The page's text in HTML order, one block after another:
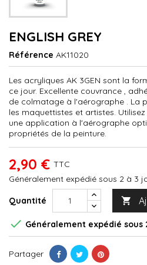
ENGLISH GREY
Référence AK11020
Les acryliques AK 3GEN sont la
ce jour. Excellente couvrance ,
de colmatage à l'aérographe . La
les maquettistes et artistes.
une application à l'aérographe
propriétés de la peinture.
2,90 € TTC
Généralement expédié sous 2 à 3
Quantité 
 Généralement expédié sous
Partager